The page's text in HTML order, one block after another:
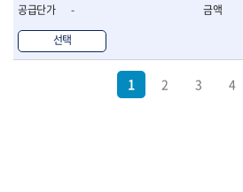
-
선택
1 2 3 4